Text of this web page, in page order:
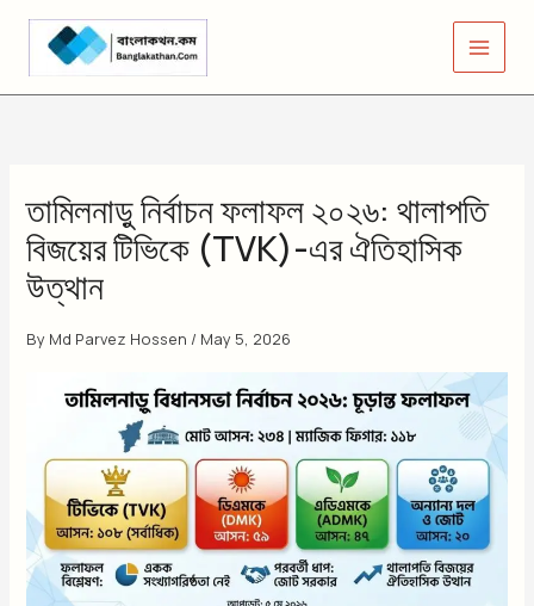
Skip
content
তামিলনাড়ু নির্বাচন ফলাফল ২০২৬: থালাপতি
বিজয়ের টিভিকে (TVK)-এর ঐতিহাসিক
উত্থান
By Md Parvez Hossen / May 5, 2026